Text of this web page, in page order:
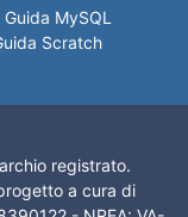
Guida MySQL
Scratch
registrato.
a cura di